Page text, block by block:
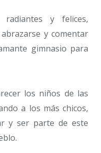
y felices,
y comentar
gimnasio para
los niños de las
a los más chicos,
y ser parte de este